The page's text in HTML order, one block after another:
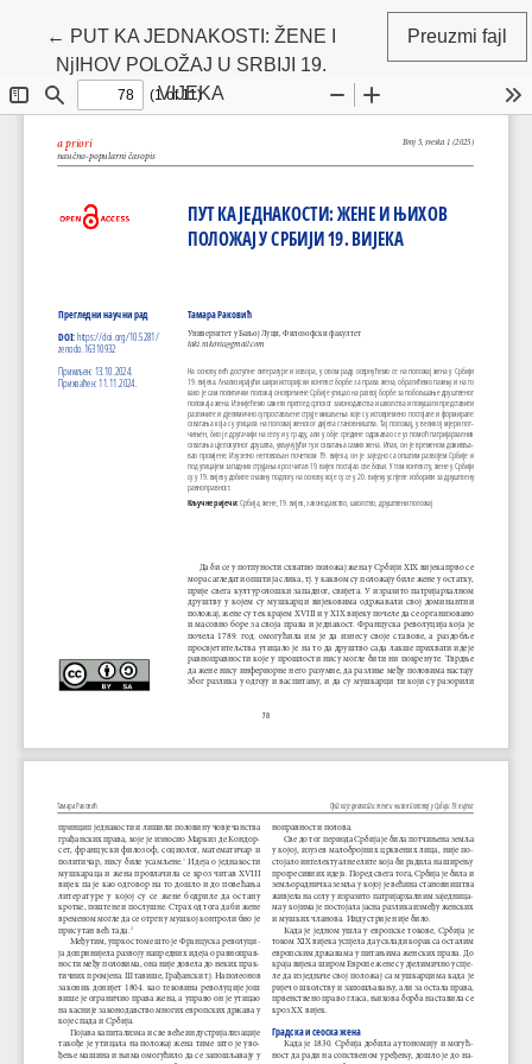
← Povratak na detalje članka
PUT KA JEDNAKOSTI: ŽENE I
NjIHOV POLOŽAJ U SRBIJI 19.
VIJEKA
Preuzmi fajl